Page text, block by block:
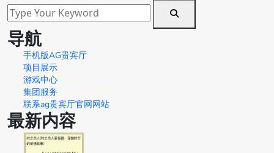
导航
手机版AG贵宾厅
项目展示
游戏中心
集团服务
联系ag贵宾厅官网网站
最新内容